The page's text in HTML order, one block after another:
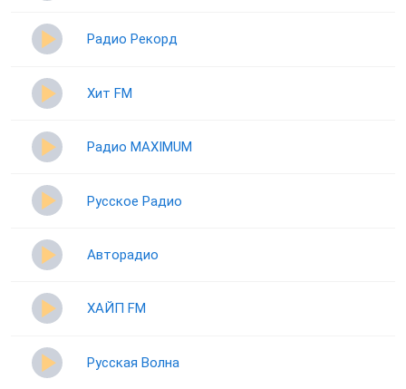
Радио Рекорд
Хит FM
Радио MAXIMUM
Русское Радио
Авторадио
ХАЙП FM
Русская Волна